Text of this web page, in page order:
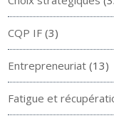
CQP IF (3)
Entrepreneuriat (13)
Fatigue et